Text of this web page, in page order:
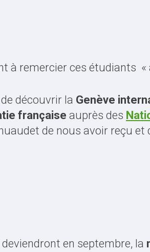
à remercier ces étudiants «
découvrir la Genève
française auprès des
de nous avoir reçu
en septembre, la